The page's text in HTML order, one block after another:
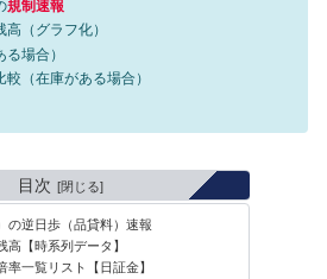
規制速報
（グラフ化）
場合）
（在庫がある場合）
目次
の逆日歩（品貸料）速報
高【時系列データ】
率一覧リスト【日証金】